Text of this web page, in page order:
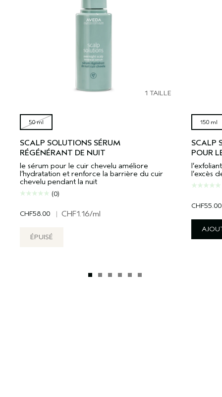
1 TAILLE
50 ml
SCALP SOLUTIONS SÉRUM
RÉGÉNÉRANT DE NUIT
le sérum pour le cuir chevelu améliore
l’hydratation et renforce la barrière du cuir
chevelu pendant la nuit
(0)
CHF58.00 | CHF1.16/ml
ÉPUISÉ
150 ml
SCALP
POUR
l’excès
CHF55.00